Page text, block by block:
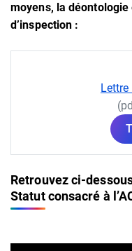
moyens, la
d’inspection :
Lettre
Retrouvez ci-
Statut consacré à